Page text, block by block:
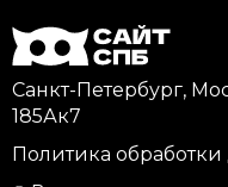
Санкт-Петербург,
185Ак7
Политика